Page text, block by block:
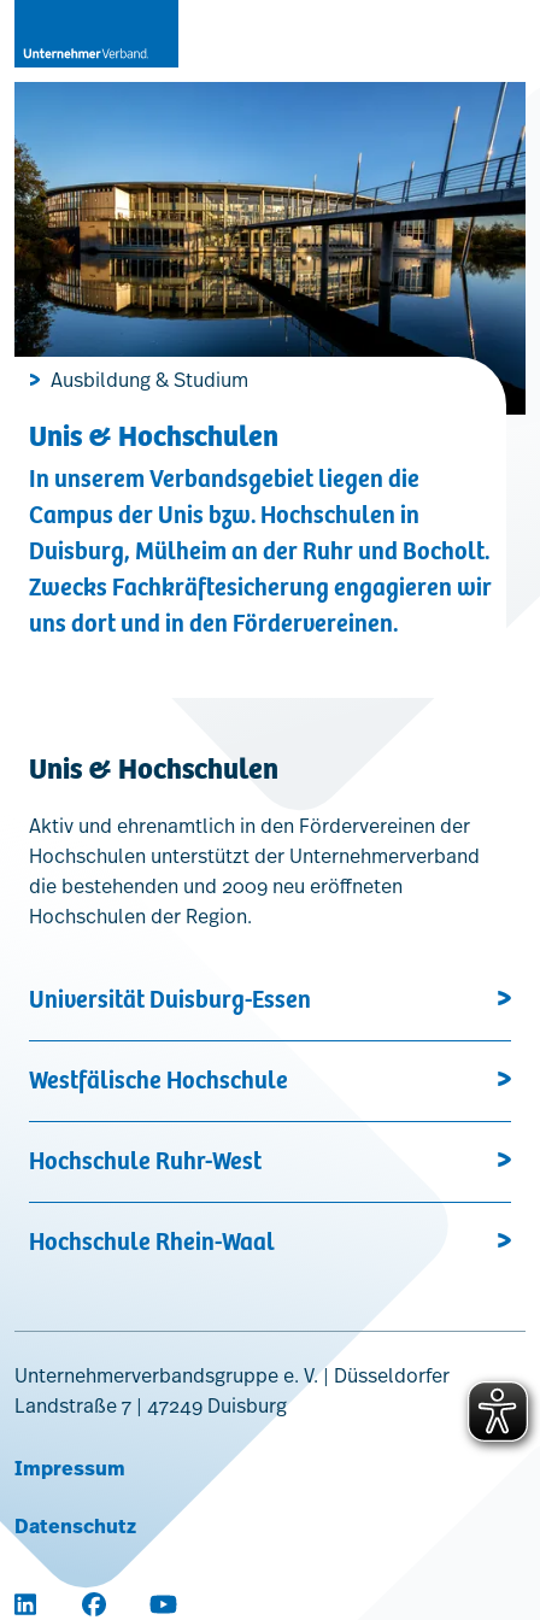
Leistungen
Mitglieder
[uv]campus | Seminare
News & Termine
Verband
Kontakt
Ausbildung & Studium
Unis & Hochschulen
In unserem Verbandsgebiet liegen die
Campus der Unis bzw. Hochschulen in
Duisburg, Mülheim an der Ruhr und Bocholt.
Zwecks Fachkräftesicherung engagieren wir
uns dort und in den Fördervereinen.
Unis & Hochschulen
Aktiv und ehrenamtlich in den Fördervereinen der
Hochschulen unterstützt der Unternehmerverband
die bestehenden und 2009 neu eröffneten
Hochschulen der Region.
Universität Duisburg-Essen
Westfälische Hochschule
Hochschule Ruhr-West
Hochschule Rhein-Waal
Unternehmerverbandsgruppe e. V. | Düsseldorfer
Landstraße 7 | 47249 Duisburg
Impressum
Datenschutz